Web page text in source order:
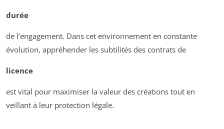
durée
de l’engagement. Dans cet environnement en constante
évolution, appréhender les subtilités des contrats de
licence
est vital pour maximiser la valeur des créations tout en
veillant à leur protection légale.